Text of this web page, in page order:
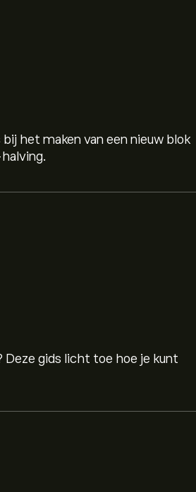
het maken van een nieuw blok
gids licht toe hoe je kunt